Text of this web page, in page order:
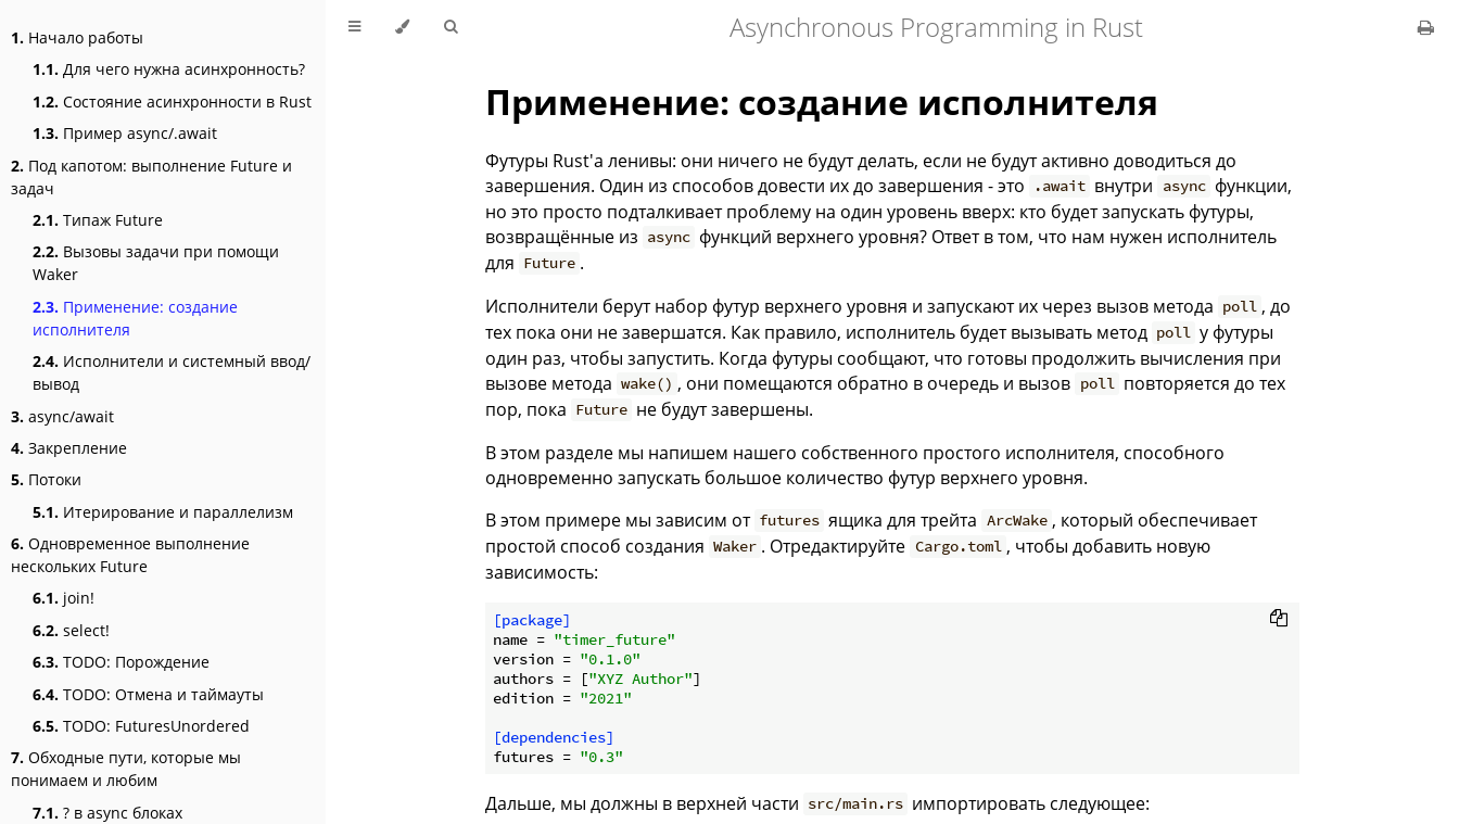
1. Начало работы
1.1. Для чего нужна асинхронность?
1.2. Состояние асинхронности в Rust
1.3. Пример async/.await
2. Под капотом: выполнение Future и
задач
2.1. Типаж Future
2.2. Вызовы задачи при помощи
Waker
2.3. Применение: создание
исполнителя
2.4. Исполнители и системный ввод/
вывод
3. async/await
4. Закрепление
5. Потоки
5.1. Итерирование и параллелизм
6. Одновременное выполнение
нескольких Future
6.1. join!
6.2. select!
6.3. TODO: Порождение
6.4. TODO: Отмена и таймауты
6.5. TODO: FuturesUnordered
7. Обходные пути, которые мы
понимаем и любим
7.1. ? в async блоках
Asynchronous Programming in Rust
Применение: создание исполнителя
Футуры Rust'a ленивы: они ничего не будут делать, если не будут активно доводиться до
завершения. Один из способов довести их до завершения - это
.await внутри async функции,
но это просто подталкивает проблему на один уровень вверх: кто будет запускать футуры,
возвращённые из async функций верхнего уровня? Ответ в том, что нам нужен исполнитель
для Future .
Исполнители берут набор футур верхнего уровня и запускают их через вызов метода poll , до
тех пока они не завершатся. Как правило, исполнитель будет вызывать метод poll у футуры
один раз, чтобы запустить. Когда футуры сообщают, что готовы продолжить вычисления при
вызове метода wake() , они помещаются обратно в очередь и вызов poll повторяется до тех
пор, пока Future не будут завершены.
В этом разделе мы напишем нашего собственного простого исполнителя, способного
одновременно запускать большое количество футур верхнего уровня.
В этом примере мы зависим от futures ящика для трейта ArcWake , который обеспечивает
простой способ создания Waker . Отредактируйте Cargo.toml , чтобы добавить новую
зависимость:
[package]
name = "timer_future"
version = "0.1.0"
authors = ["XYZ Author"
edition = "2021"
[dependencies]
futures = "0.3"
Дальше, мы должны в верхней части src/main.rs импортировать следующее: